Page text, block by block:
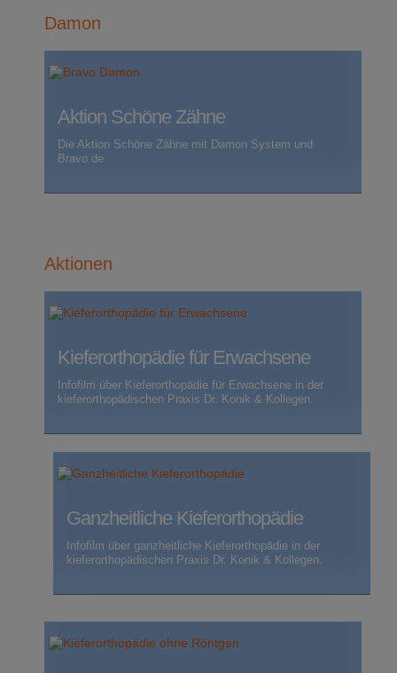
Damon
Aktion Schöne Zähne
Die Aktion Schöne Zähne mit Damon System und
Bravo.de
Aktionen
Kieferorthopädie für Erwachsene
Infofilm über Kieferorthopädie für Erwachsene in der
kieferorthopädischen Praxis Dr. Konik & Kollegen.
Ganzheitliche Kieferorthopädie
Infofilm über ganzheitliche Kieferorthopädie in der
kieferorthopädischen Praxis Dr. Konik & Kollegen.